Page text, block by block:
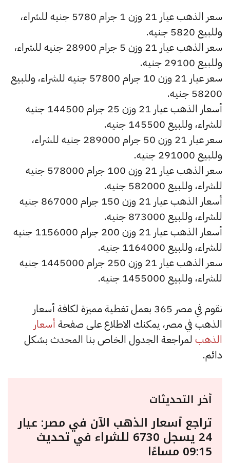
سعر الذهب عيار 21 وزن 1 جرام 5780 جنيه للشراء،
وللبيع 5820 جنيه.
سعر الذهب عيار 21 وزن 5 جرام 28900 جنيه للشراء،
وللبيع 29100 جنيه.
سعر عيار 21 وزن 10 جرام 57800 جنيه للشراء، وللبيع
58200 جنيه.
أسعار الذهب عيار 21 وزن 25 جرام 144500 جنيه
للشراء، وللبيع 145500 جنيه.
سعر عيار 21 وزن 50 جرام 289000 جنيه للشراء،
وللبيع 291000 جنيه.
سعر الذهب عيار 21 وزن 100 جرام 578000 جنيه
للشراء، وللبيع 582000 جنيه.
أسعار الذهب عيار 21 وزن 150 جرام 867000 جنيه
للشراء، وللبيع 873000 جنيه.
أسعار الذهب عيار 21 وزن 200 جرام 1156000 جنيه
للشراء، وللبيع 1164000 جنيه.
سعر الذهب عيار 21 وزن 250 جرام 1445000 جنيه
للشراء، وللبيع 1455000 جنيه.
نقوم في مصر 365 بعمل تغطية مميزة لكافة أسعار
الذهب في مصر، يمكنك الاطلاع على صفحة أسعار
الذهب لمراجعة الجدول الخاص بنا المحدث بشكل
دائم.
أخر التحديثات
تراجع أسعار الذهب الآن في مصر: عيار
24 يسجل 6730 للشراء في تحديث
09:15 مساءًا